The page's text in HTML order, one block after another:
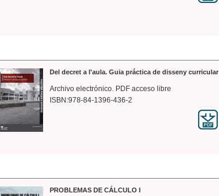
Del decret a l'aula. Guia práctica de disseny curricular
Archivo electrónico. PDF acceso libre
ISBN:978-84-1396-436-2
PROBLEMAS DE CÁLCULO I